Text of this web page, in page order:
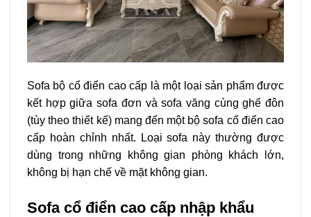
Sofa bộ cổ điển cao cấp là một loại sản phẩm được
kết hợp giữa sofa đơn và sofa văng cùng ghế đôn
(tùy theo thiết kế) mang đến một bộ sofa cổ điển cao
cấp hoàn chỉnh nhất. Loại sofa này thường được
dùng trong những không gian phòng khách lớn,
không bị hạn chế về mặt không gian.
Sofa cổ điển cao cấp nhập khẩu